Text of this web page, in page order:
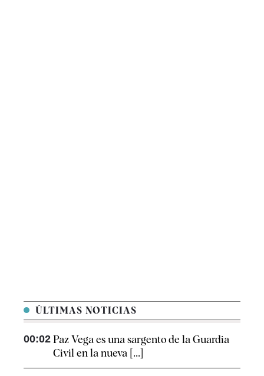
ÚLTIMAS NOTICIAS
00:02 Paz Vega es una sargento de la Guardia
Civil en la nueva [...]